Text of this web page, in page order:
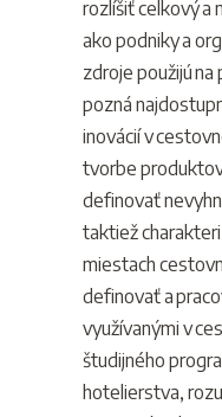
rozlíšiť celkový a
ako podniky a
zdroje použijú
pozná
inovácií v
tvorbe
definovať
taktiež
miestach
definovať a
využívanými v
študijného
hotelierstva,